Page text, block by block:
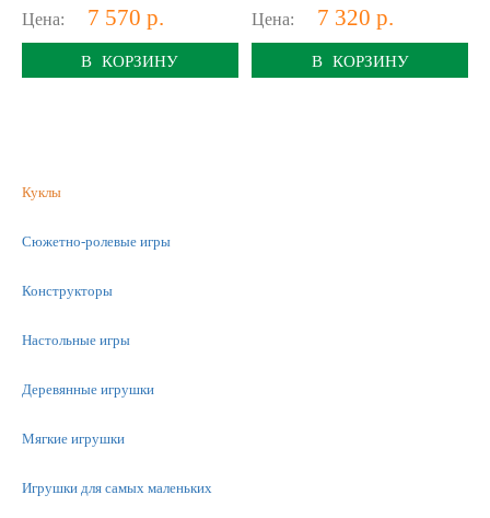
Цена: 7 570 р.
В КОРЗИНУ
Цена: 7 320 р.
В КОРЗИНУ
Куклы
Сюжетно-ролевые игры
Конструкторы
Настольные игры
Деревянные игрушки
Мягкие игрушки
Игрушки для самых маленьких